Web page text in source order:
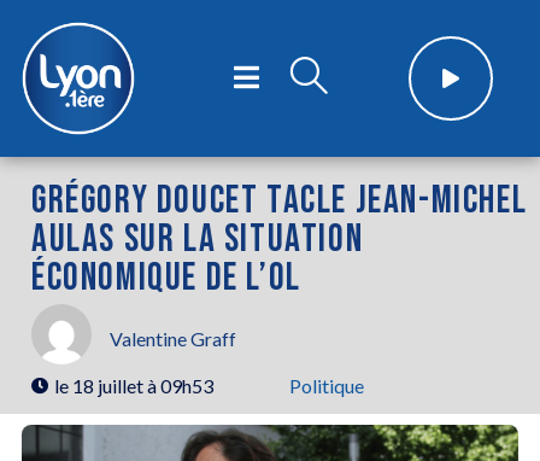
GRÉGORY DOUCET TACLE JEAN-MICHEL
AULAS SUR LA SITUATION
ÉCONOMIQUE DE L’OL
Valentine Graff
le 18 juillet à 09h53 Politique